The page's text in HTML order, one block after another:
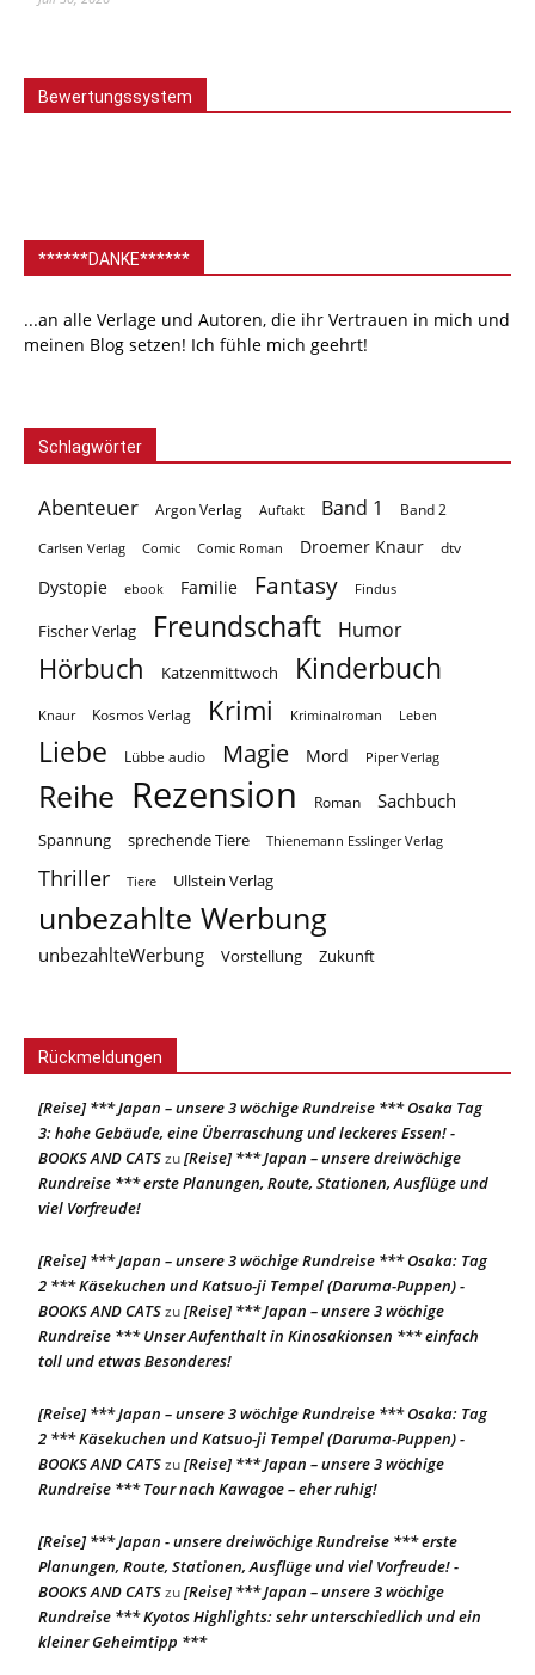
Bewertungssystem
******DANKE******
...an alle Verlage und Autoren, die ihr Vertrauen in mich und
meinen Blog setzen! Ich fühle mich geehrt!
Schlagwörter
Abenteuer Argon Verlag Auftakt Band 1 Band 2
Carlsen Verlag Comic Comic Roman Droemer Knaur dtv
Dystopie ebook Familie Fantasy Findus
Fischer Verlag Freundschaft Humor
Hörbuch Katzenmittwoch Kinderbuch
Knaur Kosmos Verlag Krimi Kriminalroman Leben
Liebe Lübbe audio Magie Mord Piper Verlag
Reihe Rezension Roman Sachbuch
Spannung sprechende Tiere Thienemann Esslinger Verlag
Thriller Tiere Ullstein Verlag
unbezahlte Werbung
unbezahlteWerbung Vorstellung Zukunft
Rückmeldungen
[Reise] *** Japan – unsere 3 wöchige Rundreise *** Osaka Tag
3: hohe Gebäude, eine Überraschung und leckeres Essen! -
BOOKS AND CATSzu[Reise] *** Japan – unsere dreiwöchige
Rundreise *** erste Planungen, Route, Stationen, Ausflüge und
viel Vorfreude!
[Reise] *** Japan – unsere 3 wöchige Rundreise *** Osaka: Tag
2 *** Käsekuchen und Katsuo-ji Tempel (Daruma-Puppen) -
BOOKS AND CATSzu[Reise] *** Japan – unsere 3 wöchige
Rundreise *** Unser Aufenthalt in Kinosakionsen *** einfach
toll und etwas Besonderes!
[Reise] *** Japan – unsere 3 wöchige Rundreise *** Osaka: Tag
2 *** Käsekuchen und Katsuo-ji Tempel (Daruma-Puppen) -
BOOKS AND CATSzu[Reise] *** Japan – unsere 3 wöchige
Rundreise *** Tour nach Kawagoe – eher ruhig!
[Reise] *** Japan - unsere dreiwöchige Rundreise *** erste
Planungen, Route, Stationen, Ausflüge und viel Vorfreude! -
BOOKS AND CATSzu[Reise] *** Japan – unsere 3 wöchige
Rundreise *** Kyotos Highlights: sehr unterschiedlich und ein
kleiner Geheimtipp ***